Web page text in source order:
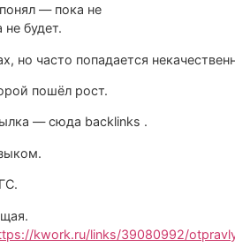
— пока не
будет.
но часто попадается
пошёл рост.
— сюда backlinks .
kwork.ru/links/39080992/